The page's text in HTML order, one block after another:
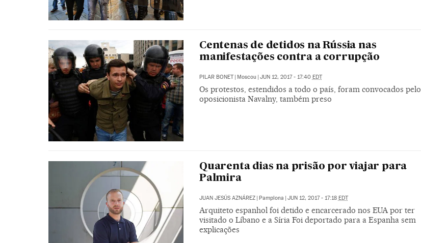
Centenas de detidos na Rússia nas
manifestações contra a corrupção
PILAR BONET Moscou JUN 12, 2017 - 17:40 EDT
Os protestos, estendidos a todo o país, foram convocados pelo
oposicionista Navalny, também preso
Quarenta dias na prisão por viajar para
Palmira
JUAN JESÚS AZNÁREZ | Pamplona | JUN 12, 2017 - 17:18 EDT
Arquiteto espanhol foi detido e encarcerado nos EUA por ter
visitado o Líbano e a Síria Foi deportado para a Espanha sem
explicações